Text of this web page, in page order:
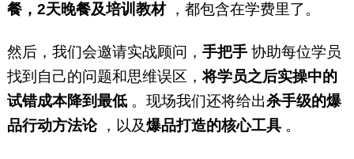
餐，2天晚餐及培训教材 ，都包含在学费里了。
然后，我们会邀请实战顾问， 手把手 协助每位学员
找到自己的问题和思维误区，将学员之后实操中的
试错成本降到最低 。现场我们还将给出杀手级的爆
品行动方法论 ，以及爆品打造的核心工具 。